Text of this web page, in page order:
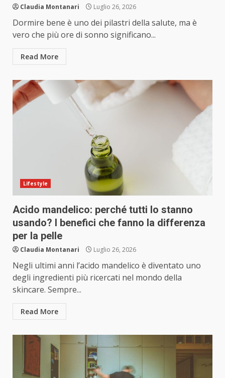
Claudia Montanari Luglio 26, 2026
Dormire bene è uno dei pilastri della salute, ma è
vero che più ore di sonno significano...
Read More
Lifestyle
Acido mandelico: perché tutti lo stanno
usando? I benefici che fanno la differenza
per la pelle
Claudia Montanari Luglio 26, 2026
Negli ultimi anni l’acido mandelico è diventato uno
degli ingredienti più ricercati nel mondo della
skincare. Sempre...
Read More